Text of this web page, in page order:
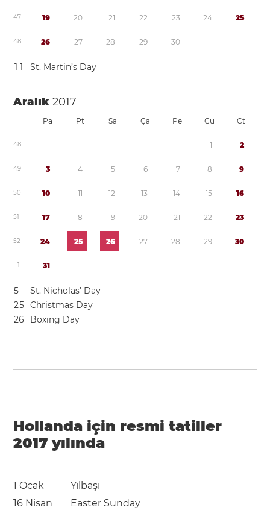
47 19 20 21 22 23 24 25
48 26 27 28 29 30
1 1 St. Martin’s Day
Aralık2017
Pa Pt Sa Ça Pe Cu Ct
48 1 2
49 3 4 5 6 7 8 9
50 10 11 12 13 14 15 16
51 17 18 19 20 21 22 23
52 24 25 26 27 28 29 30
1 31
5
St. Nicholas’ Day
25 Christmas Day
26 Boxing Day
Hollanda için resmi tatiller
2017 yılında
1 Ocak
Yılbaşı
16 Nisan
Easter Sunday